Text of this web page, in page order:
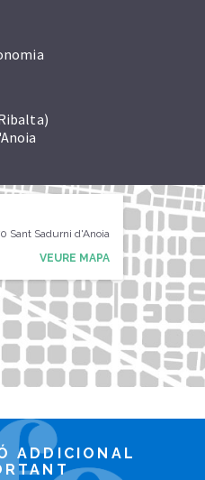
Sant Sadurni d'Anoia
VEURE MAPA
ADDICIONAL